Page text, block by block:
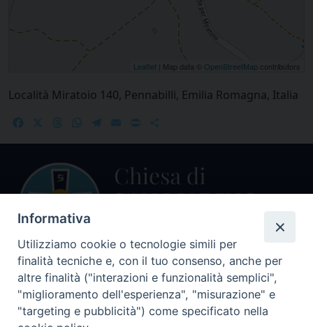
Leaflet | Map data © OpenStreetMap contributors
Località Miratoio 140, Pennabilli, Emilia Romagna, Italia
FacebookThreadsWhatsApp
Telegram
EmailPrint
Centralino Curia Vescovile
0541 913711
Indirizzo
Informativa
Utilizziamo cookie o tecnologie simili per
finalità tecniche e, con il tuo consenso, anche per
altre finalità ("interazioni e funzionalità semplici",
"miglioramento dell'esperienza", "misurazione" e
"targeting e pubblicità") come specificato nella